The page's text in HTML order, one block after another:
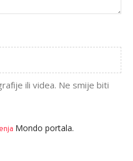
ili videa. Ne smije biti
Mondo portala.